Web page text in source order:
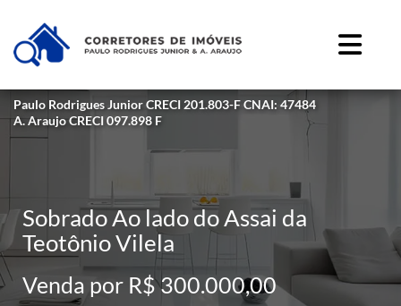
Paulo Rodrigues Junior CRECI 201.803-F CNAI: 47484
A. Araujo CRECI 097.898 F
Sobrado Ao lado do Assai da
Teotônio Vilela
Venda por R$ 300.000,00